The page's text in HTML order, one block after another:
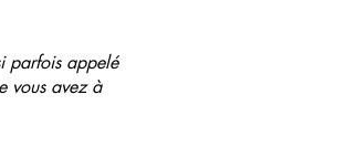
parfois appelé
vous avez à